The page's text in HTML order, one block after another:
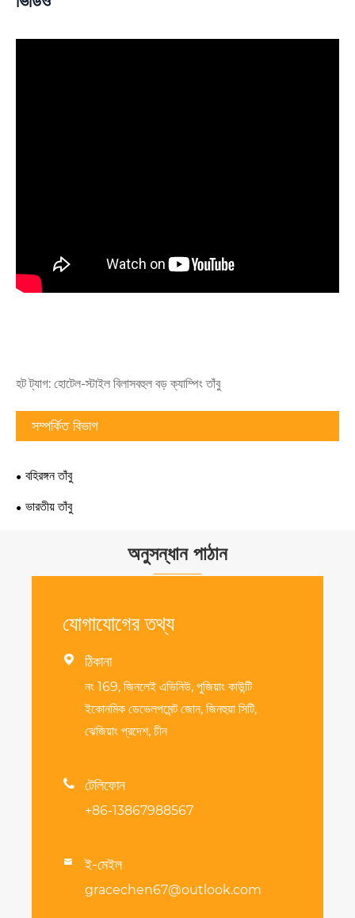
হট ট্যাগ: হোটেল-স্টাইল বিলাসবহুল বড় ক্যাম্পিং তাঁবু
সম্পর্কিত বিভাগ
বহিরঙ্গন তাঁবু
ভারতীয় তাঁবু
অনুসন্ধান পাঠান
যোগাযোগের তথ্য
 ঠিকানা
নং 169, জিনলেই এভিনিউ, পুজিয়াং কাউন্টি
ইকোনমিক ডেভেলপমেন্ট জোন, জিনহুয়া সিটি,
ঝেজিয়াং প্রদেশ, চীন
 টেলিফোন
+86-13867988567
 ই-মেইল
gracechen67@outlook.com